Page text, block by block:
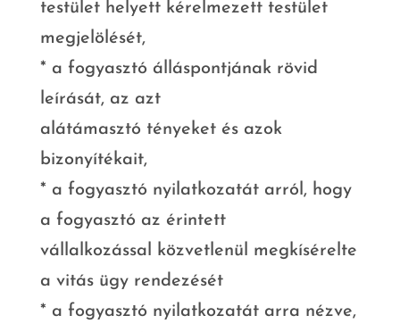
testület helyett kérelmezett testület
megjelölését,
* a fogyasztó álláspontjának rövid
leírását, az azt
alátámasztó tényeket és azok
bizonyítékait,
* a fogyasztó nyilatkozatát arról, hogy
a fogyasztó az érintett
vállalkozással közvetlenül megkísérelte
a vitás ügy rendezését
* a fogyasztó nyilatkozatát arra nézve,